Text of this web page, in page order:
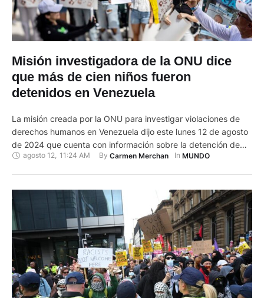
Misión investigadora de la ONU dice
que más de cien niños fueron
detenidos en Venezuela
La misión creada por la ONU para investigar violaciones de
derechos humanos en Venezuela dijo este lunes 12 de agosto
de 2024 que cuenta con información sobre la detención de
más de cien niños, niñas y adolescentes, quienes han sido
agosto 12, 11:24 AM By Carmen Merchan In MUNDO